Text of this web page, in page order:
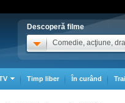
Descoperă filme
Comedie, acţiune,
Timp liber În curând